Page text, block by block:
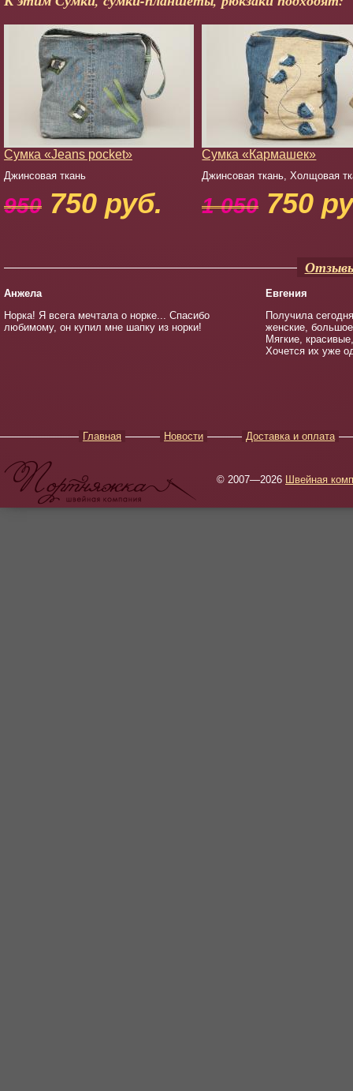
Сумка «Jeans pocket»
Джинсовая ткань
950 750 руб.
Сумка «Кармашек»
Джинсовая ткань, Холщовая
1 050 750
Анжела
Норка! Я всега мечтала о норке... Спасибо
любимому, он купил мне шапку из норки!
Евгения
Получила
женские,
Мягкие,
Хочется их уже
Главная Новости Доставка и оплата
© 2007—2026 Швейная